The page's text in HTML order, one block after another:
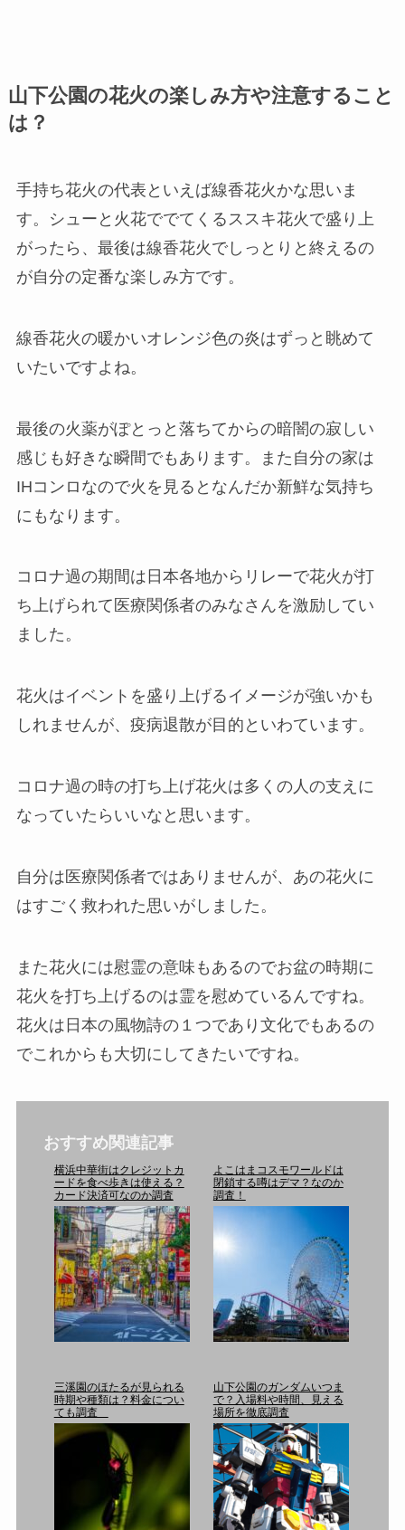
山下公園の花火の楽しみ方や注意すること
は？
手持ち花火の代表といえば線香花火かな思いま
す。シューと火花ででてくるススキ花火で盛り上
がったら、最後は線香花火でしっとりと終えるの
が自分の定番な楽しみ方です。
線香花火の暖かいオレンジ色の炎はずっと眺めて
いたいですよね。
最後の火薬がぽとっと落ちてからの暗闇の寂しい
感じも好きな瞬間でもあります。また自分の家は
IHコンロなので火を見るとなんだか新鮮な気持ち
にもなります。
コロナ過の期間は日本各地からリレーで花火が打
ち上げられて医療関係者のみなさんを激励してい
ました。
花火はイベントを盛り上げるイメージが強いかも
しれませんが、疫病退散が目的といわています。
コロナ過の時の打ち上げ花火は多くの人の支えに
なっていたらいいなと思います。
自分は医療関係者ではありませんが、あの花火に
はすごく救われた思いがしました。
また花火には慰霊の意味もあるのでお盆の時期に
花火を打ち上げるのは霊を慰めているんですね。
花火は日本の風物詩の１つであり文化でもあるの
でこれからも大切にしてきたいですね。
おすすめ関連記事
横浜中華街はクレジットカ
ードを食べ歩きは使える？
カード決済可なのか調査
よこはまコスモワールドは
閉鎖する噂はデマ？なのか
調査！
三溪園のほたるが見られる
時期や種類は？料金につい
ても調査
山下公園のガンダムいつま
で？入場料や時間、見える
場所を徹底調査